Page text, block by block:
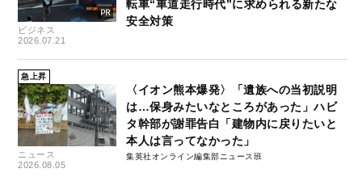
ビジネス
2026.07.21
転車“車道走行時代”に求められる新たな
安全対策
急上昇
ニュース
2026.08.05
〈イオン熊本爆発〉「遺族への当初説明
は…保身みたいなところがあった」ハビ
タ幹部が謝罪告白「建物内に戻りたいと
本人は言ってなかった」
集英社オンライン編集部ニュース班